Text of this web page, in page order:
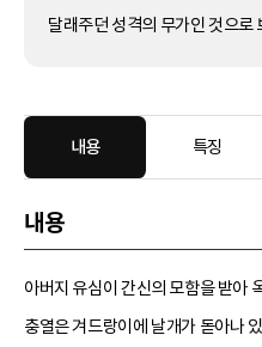
달래주던 성격의 무가인 것으로
내용 특징
내용
아버지 유심이 간신의 모함을 받아
충열은 겨드랑이에 날개가 돋아나